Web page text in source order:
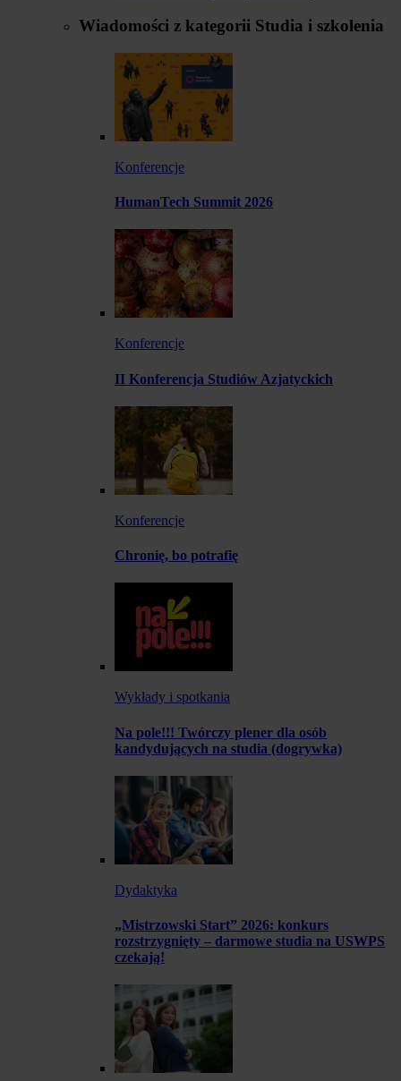
Wiadomości z kategorii Studia i szkolenia
Konferencje
HumanTech Summit 2026
Konferencje
II Konferencja Studiów Azjatyckich
Konferencje
Chronię, bo potrafię
Wykłady i spotkania
Na pole!!! Twórczy plener dla osób
kandydujących na studia (dogrywka)
Dydaktyka
„Mistrzowski Start” 2026: konkurs
rozstrzygnięty – darmowe studia na USWPS
czekają!